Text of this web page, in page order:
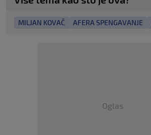
MILJAN KOVAČ AFERA SPENGAVANJE
Oglas